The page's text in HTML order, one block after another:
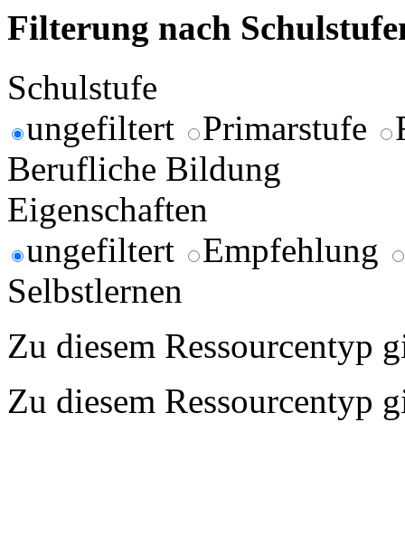
Filterung nach
Schulstufe
ungefiltert
Primarstufe
Berufliche Bildung
Eigenschaften
ungefiltert
Empfehlung
Selbstlernen
Zu diesem Ressourcentyp
Zu diesem Ressourcentyp